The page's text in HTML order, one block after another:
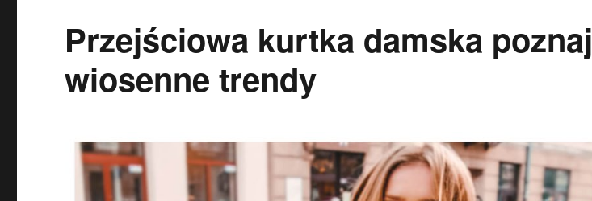
Przejściowa kurtka damska poznaj
wiosenne trendy